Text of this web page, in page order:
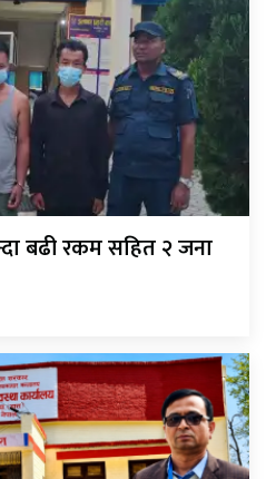
बढी रकम सहित २ जना